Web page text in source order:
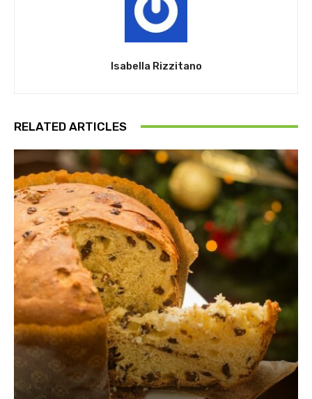
Isabella Rizzitano
RELATED ARTICLES